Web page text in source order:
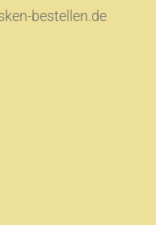
bestellen.de